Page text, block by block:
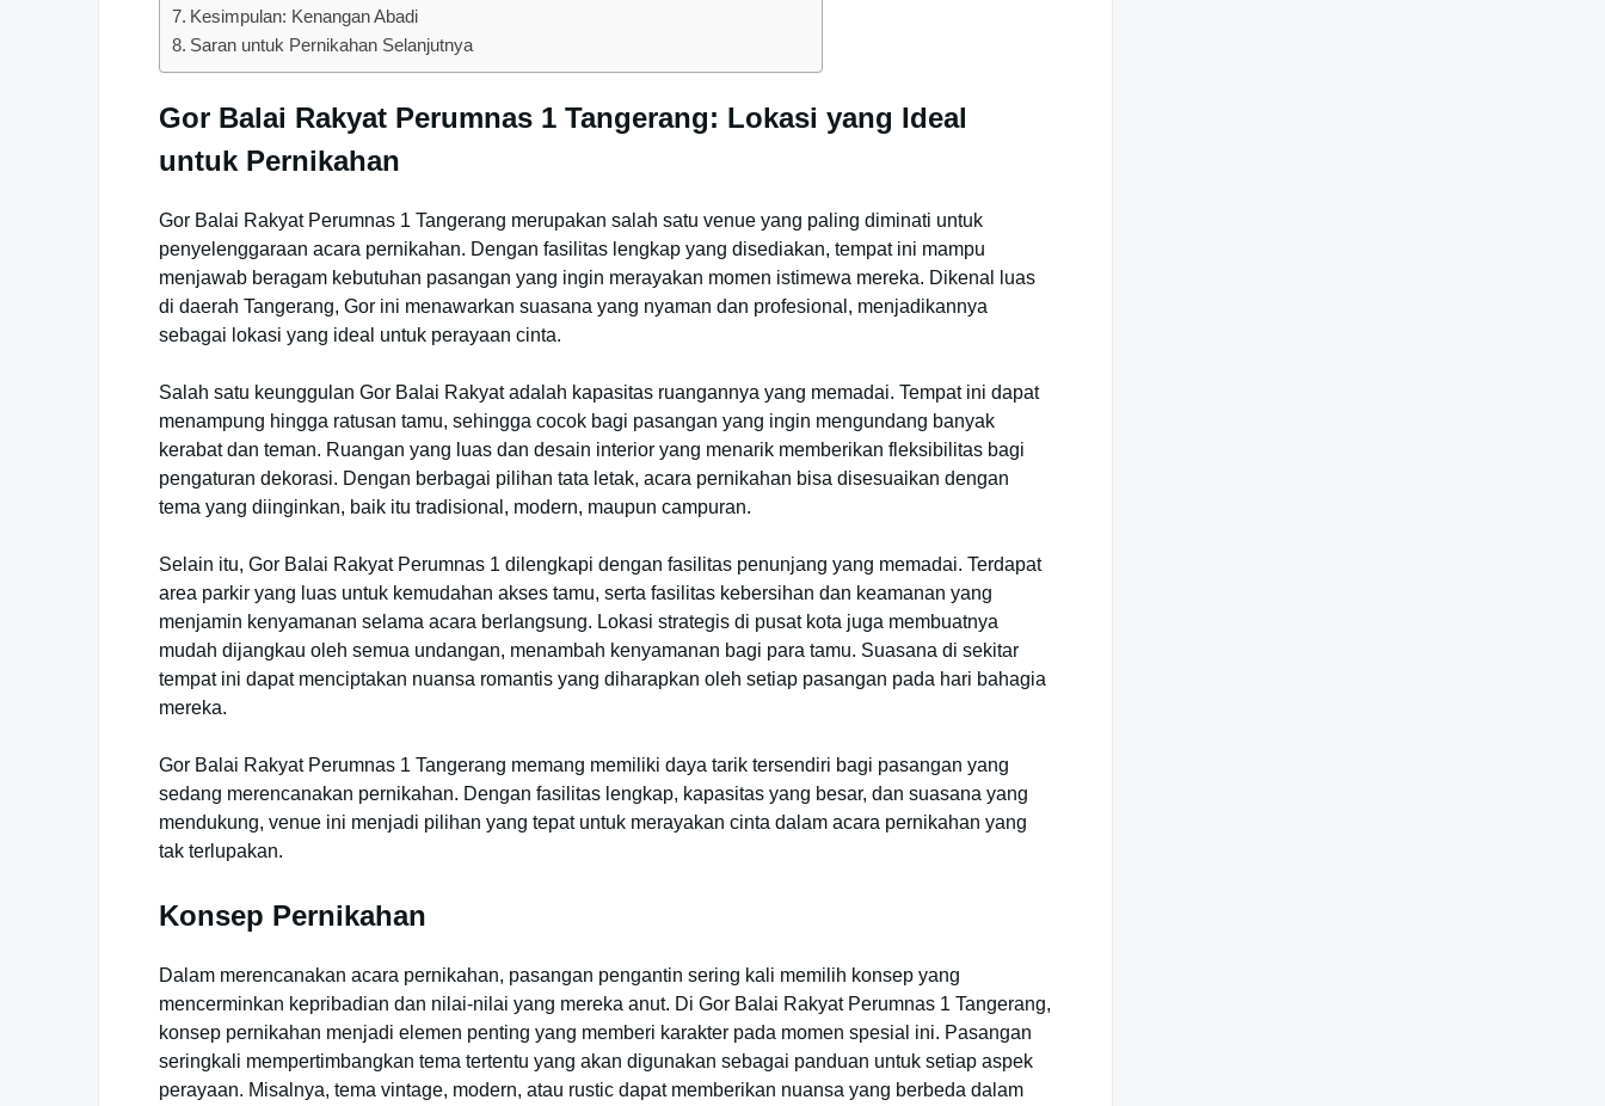
Kesimpulan: Kenangan Abadi
Saran untuk Pernikahan Selanjutnya
Gor Balai Rakyat Perumnas 1 Tangerang: Lokasi yang Ideal
untuk Pernikahan
Gor Balai Rakyat Perumnas 1 Tangerang merupakan salah satu venue yang paling diminati untuk
penyelenggaraan acara pernikahan. Dengan fasilitas lengkap yang disediakan, tempat ini mampu
menjawab beragam kebutuhan pasangan yang ingin merayakan momen istimewa mereka. Dikenal luas
di daerah Tangerang, Gor ini menawarkan suasana yang nyaman dan profesional, menjadikannya
sebagai lokasi yang ideal untuk perayaan cinta.
Salah satu keunggulan Gor Balai Rakyat adalah kapasitas ruangannya yang memadai. Tempat ini dapat
menampung hingga ratusan tamu, sehingga cocok bagi pasangan yang ingin mengundang banyak
kerabat dan teman. Ruangan yang luas dan desain interior yang menarik memberikan fleksibilitas bagi
pengaturan dekorasi. Dengan berbagai pilihan tata letak, acara pernikahan bisa disesuaikan dengan
tema yang diinginkan, baik itu tradisional, modern, maupun campuran.
Selain itu, Gor Balai Rakyat Perumnas 1 dilengkapi dengan fasilitas penunjang yang memadai. Terdapat
area parkir yang luas untuk kemudahan akses tamu, serta fasilitas kebersihan dan keamanan yang
menjamin kenyamanan selama acara berlangsung. Lokasi strategis di pusat kota juga membuatnya
mudah dijangkau oleh semua undangan, menambah kenyamanan bagi para tamu. Suasana di sekitar
tempat ini dapat menciptakan nuansa romantis yang diharapkan oleh setiap pasangan pada hari bahagia
mereka.
Gor Balai Rakyat Perumnas 1 Tangerang memang memiliki daya tarik tersendiri bagi pasangan yang
sedang merencanakan pernikahan. Dengan fasilitas lengkap, kapasitas yang besar, dan suasana yang
mendukung, venue ini menjadi pilihan yang tepat untuk merayakan cinta dalam acara pernikahan yang
tak terlupakan.
Konsep Pernikahan
Dalam merencanakan acara pernikahan, pasangan pengantin sering kali memilih konsep yang
mencerminkan kepribadian dan nilai-nilai yang mereka anut. Di Gor Balai Rakyat Perumnas 1 Tangerang,
konsep pernikahan menjadi elemen penting yang memberi karakter pada momen spesial ini. Pasangan
seringkali mempertimbangkan tema tertentu yang akan digunakan sebagai panduan untuk setiap aspek
perayaan. Misalnya, tema vintage, modern, atau rustic dapat memberikan nuansa yang berbeda dalam